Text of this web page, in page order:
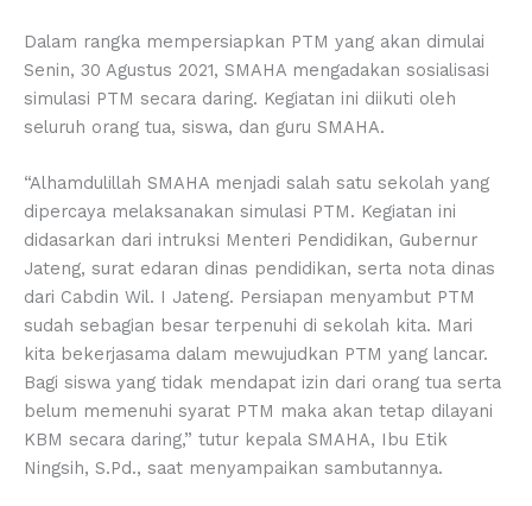
Dalam rangka mempersiapkan PTM yang akan dimulai
Senin, 30 Agustus 2021, SMAHA mengadakan sosialisasi
simulasi PTM secara daring. Kegiatan ini diikuti oleh
seluruh orang tua, siswa, dan guru SMAHA.
“Alhamdulillah SMAHA menjadi salah satu sekolah yang
dipercaya melaksanakan simulasi PTM. Kegiatan ini
didasarkan dari intruksi Menteri Pendidikan, Gubernur
Jateng, surat edaran dinas pendidikan, serta nota dinas
dari Cabdin Wil. I Jateng. Persiapan menyambut PTM
sudah sebagian besar terpenuhi di sekolah kita. Mari
kita bekerjasama dalam mewujudkan PTM yang lancar.
Bagi siswa yang tidak mendapat izin dari orang tua serta
belum memenuhi syarat PTM maka akan tetap dilayani
KBM secara daring,” tutur kepala SMAHA, Ibu Etik
Ningsih, S.Pd., saat menyampaikan sambutannya.